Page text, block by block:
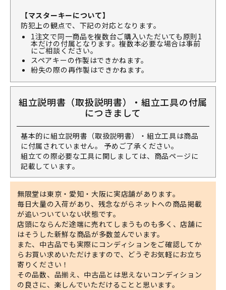
【マスターキーについて】
防犯上の観点で、下記の対応となります。
1注文で同一商品を複数台ご購入いただいても原則1
本だけの付属となります。複数本必要な場合は事前
にご相談ください。
スペアキーの作製はできかねます。
紛失の際の再作製はできかねます。
組立説明書（取扱説明書）・組立工具の付属
につきまして
基本的に組立説明書（取扱説明書）・組立工具は商品
に付属されていません。 予めご了承ください。
組立ての際必要な工具に関しましては、商品ページに
記載しています。
無限堂は東京・愛知・大阪に実店舗があります。
毎日大量の入荷があり、残念ながらネットへの商品掲載
が追いついていない状態です。
店頭にならんだ途端に売れてしまうものも多く、店舗に
はそうした新鮮な商品が多数並んでいます。
また、中古品でも実際にコンディションをご確認してか
らお買い求めいただけますので、どうぞお気軽にお立ち
寄りください！
その品数、品揃え、中古品とは思えないコンディション
の良さに、楽しんでいただけることと思います。